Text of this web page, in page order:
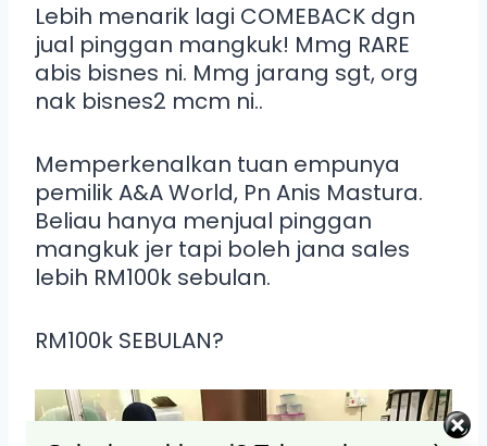
Lebih menarik lagi COMEBACK dgn
jual pinggan mangkuk! Mmg RARE
abis bisnes ni. Mmg jarang sgt, org
nak bisnes2 mcm ni..
Memperkenalkan tuan empunya
pemilik A&A World, Pn Anis Mastura.
Beliau hanya menjual pinggan
mangkuk jer tapi boleh jana sales
lebih RM100k sebulan.
RM100k SEBULAN?